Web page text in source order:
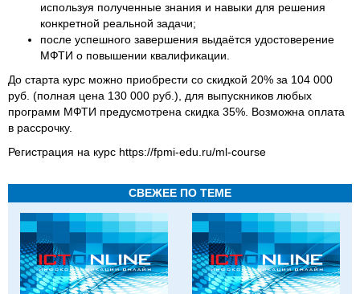
используя полученные знания и навыки для решения
конкретной реальной задачи;
после успешного завершения выдаётся удостоверение
МФТИ о повышении квалификации.
До старта курс можно приобрести со скидкой 20% за 104 000
руб. (полная цена 130 000 руб.), для выпускников любых
программ МФТИ предусмотрена скидка 35%. Возможна оплата
в рассрочку.
Регистрация на курс https://fpmi-edu.ru/ml-course
СВЕЖЕЕ ПО ТЕМЕ